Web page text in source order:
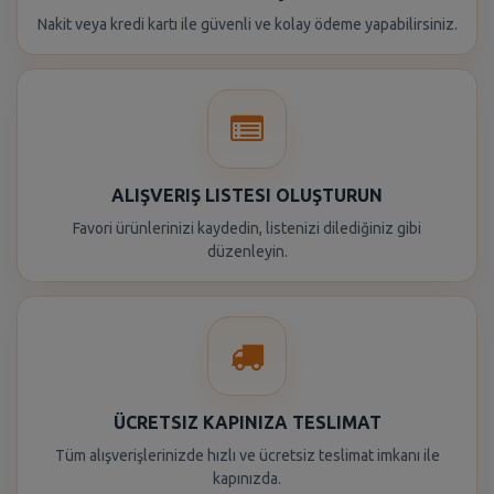
Nakit veya kredi kartı ile güvenli ve kolay ödeme yapabilirsiniz.
ALIŞVERIŞ LISTESI OLUŞTURUN
Favori ürünlerinizi kaydedin, listenizi dilediğiniz gibi
düzenleyin.
ÜCRETSIZ KAPINIZA TESLIMAT
Tüm alışverişlerinizde hızlı ve ücretsiz teslimat imkanı ile
kapınızda.